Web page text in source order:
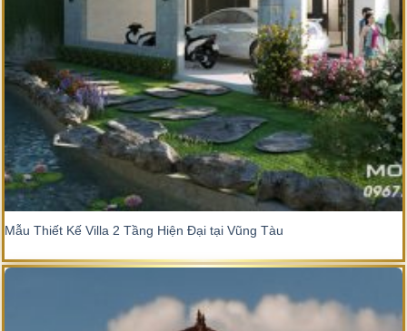
Mẫu Thiết Kế Villa 2 Tầng Hiện Đại tại Vũng Tàu